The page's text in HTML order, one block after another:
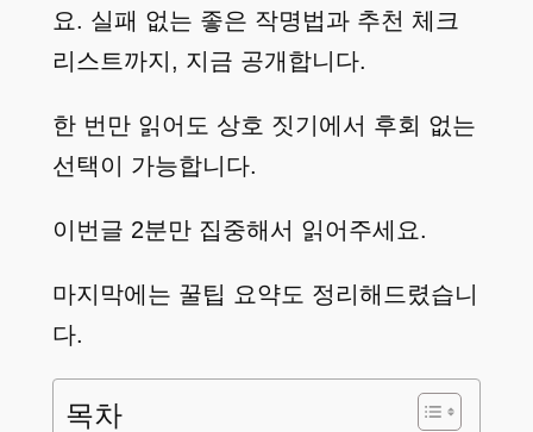
요. 실패 없는 좋은 작명법과 추천 체크
리스트까지, 지금 공개합니다.
한 번만 읽어도 상호 짓기에서 후회 없는
선택이 가능합니다.
이번글 2분만 집중해서 읽어주세요.
마지막에는 꿀팁 요약도 정리해드렸습니
다.
목차